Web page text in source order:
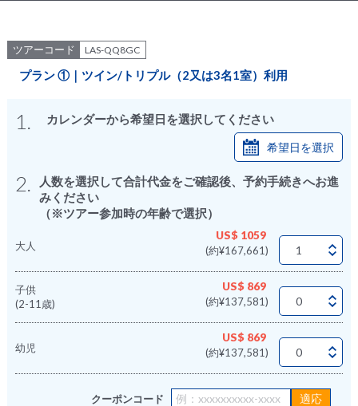
ツアーコード LAS-QQ8GC
プラン ①｜ツイン/トリプル（2又は3名1室）利用
1. カレンダーから希望日を選択してください
希望日を選択
2.
人数を選択して合計代金をご確認後、予約手続きへお進
みください
（※ツアー参加時の年齢で選択）
大人
US$ 1059
(約¥167,661)
子供
(2-11歳)
US$ 869
(約¥137,581)
幼児
US$ 869
(約¥137,581)
クーポンコード